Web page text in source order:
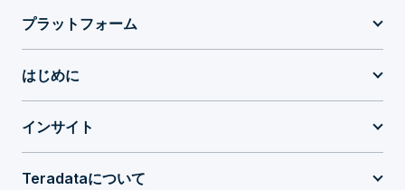
プラットフォーム
はじめに
インサイト
Teradataについて